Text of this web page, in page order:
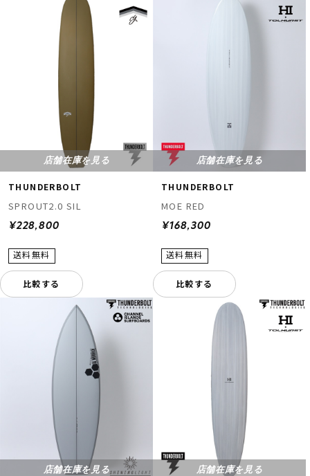
店舗在庫を見る
THUNDERBOLT
SPROUT2.0 SIL
¥228,800
比較する
店舗在庫を見る
THUNDERBOLT
MOE RED
¥168,300
比較する
店舗在庫を見る 店舗在庫を見る